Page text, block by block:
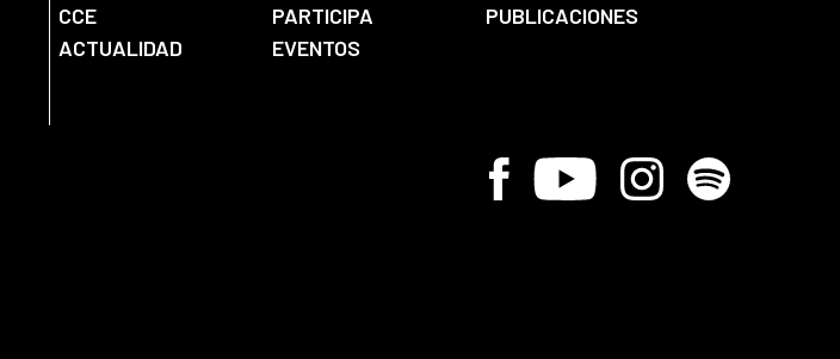
CCE PARTICIPA
PUBLICACIONES
ACTUALIDAD
EVENTOS
Facebook
Youtube InstagramSpotify